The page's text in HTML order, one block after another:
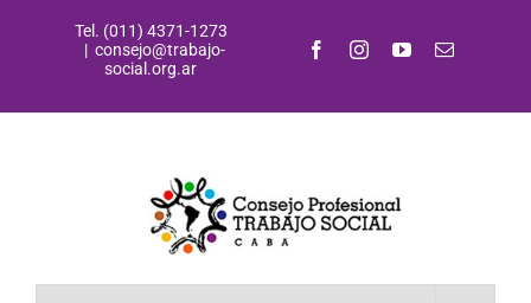
Tel. (011) 4371-1273
| consejo@trabajo-
social.org.ar
FacebookInstagramYouTubeCorreo